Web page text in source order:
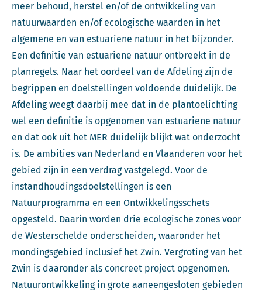
meer behoud, herstel en/of de ontwikkeling van
natuurwaarden en/of ecologische waarden in het
algemene en van estuariene natuur in het bijzonder.
Een definitie van estuariene natuur ontbreekt in de
planregels. Naar het oordeel van de Afdeling zijn de
begrippen en doelstellingen voldoende duidelijk. De
Afdeling weegt daarbij mee dat in de plantoelichting
wel een definitie is opgenomen van estuariene natuur
en dat ook uit het MER duidelijk blijkt wat onderzocht
is. De ambities van Nederland en Vlaanderen voor het
gebied zijn in een verdrag vastgelegd. Voor de
instandhoudingsdoelstellingen is een
Natuurprogramma en een Ontwikkelingsschets
opgesteld. Daarin worden drie ecologische zones voor
de Westerschelde onderscheiden, waaronder het
mondingsgebied inclusief het Zwin. Vergroting van het
Zwin is daaronder als concreet project opgenomen.
Natuurontwikkeling in grote aaneengesloten gebieden